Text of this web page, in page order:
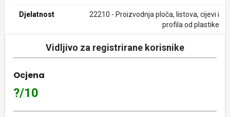
Djelatnost
22210 - Proizvodnja ploča, listova, cijevi i
profila od plastike
Vidljivo za registrirane korisnike
Ocjena
?/10